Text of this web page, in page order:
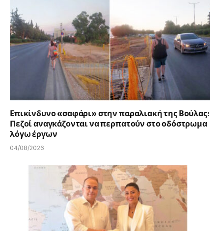
Επικίνδυνο «σαφάρι» στην παραλιακή της Βούλας:
Πεζοί αναγκάζονται να περπατούν στο οδόστρωμα
λόγω έργων
04/08/2026